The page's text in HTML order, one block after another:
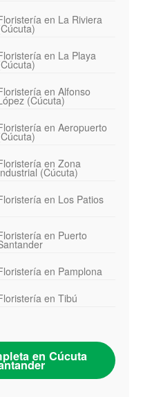
en La Riviera
en La Playa
en Alfonso
(Cúcuta)
en Aeropuerto
en Zona
(Cúcuta)
en Los Patios
en Puerto
en Pamplona
en Tibú
en Cúcuta